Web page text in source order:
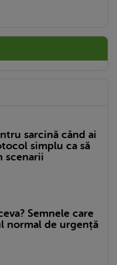
sarcină când ai
simplu ca să
scenarii
Semnele care
normal de urgență